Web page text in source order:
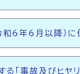
和6年6月以降）
「事故及びヒヤ